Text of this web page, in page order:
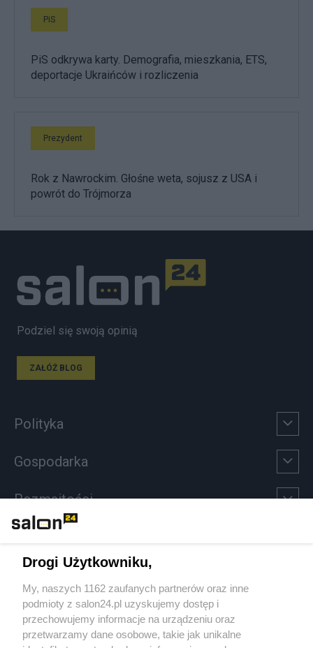
PiS
PiS odkrywa karty. Demografia, mieszkania, ETS,
deportacje Ukraińców i rozliczenia
Prezydent
Rok z Nawrockim. Głośne weta, sojusz z USA i
powrót do Trójmorza
Podziel się swoją opinią
ZAŁÓŻ BLOG
Polityka
Gospodarka
Rozmaitości
Sport
Społeczeństwo
Drogi Użytkowniku,
My, naszych 1162 zaufanych partnerów oraz inne
podmioty z salon24.pl uzyskujemy dostęp i
przechowujemy informacje na urządzeniu oraz
przetwarzamy dane osobowe, takie jak unikalne